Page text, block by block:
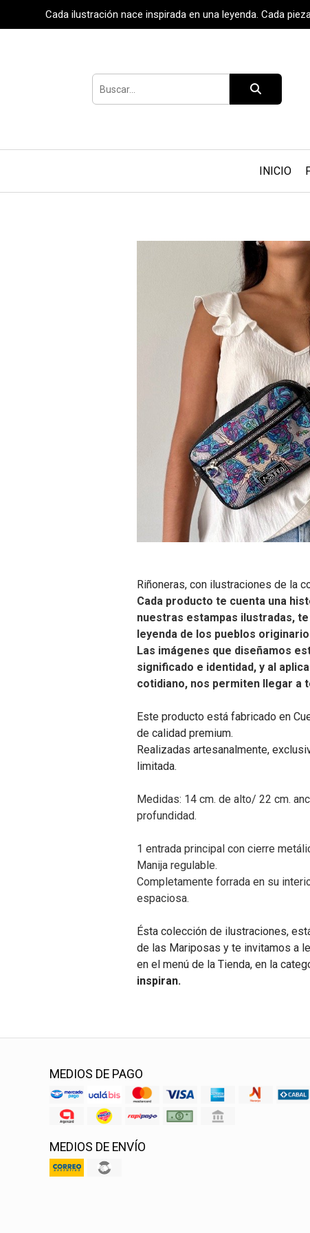
Cada ilustración nace inspirada en una leyenda. Cada
INICIO
Riñoneras, con ilustraciones de la
Cada producto te cuenta una
nuestras estampas ilustradas,
leyenda de los pueblos
Las imágenes que diseñamos
significado e identidad, y al
cotidiano, nos permiten llegar a
Este producto está fabricado en
de calidad premium.
Realizadas artesanalmente,
limitada.
Medidas: 14 cm. de alto/ 22 cm.
profundidad.
1 entrada principal con cierre
Manija regulable.
Completamente forrada en su
espaciosa.
Ésta colección de ilustraciones,
de las Mariposas y te invitamos a
en el menú de la Tienda, en la
inspiran.
MEDIOS DE PAGO
MEDIOS DE ENVÍO